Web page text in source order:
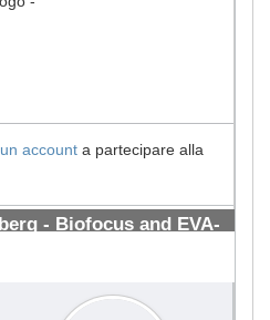
account a partecipare alla
- Biofocus and EVA-